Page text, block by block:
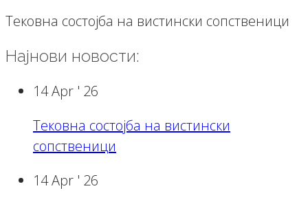
Тековна состојба на вистински сопственици
Најнови новости:
14 Apr ' 26
Тековна состојба на вистински
сопственици
14 Apr ' 26